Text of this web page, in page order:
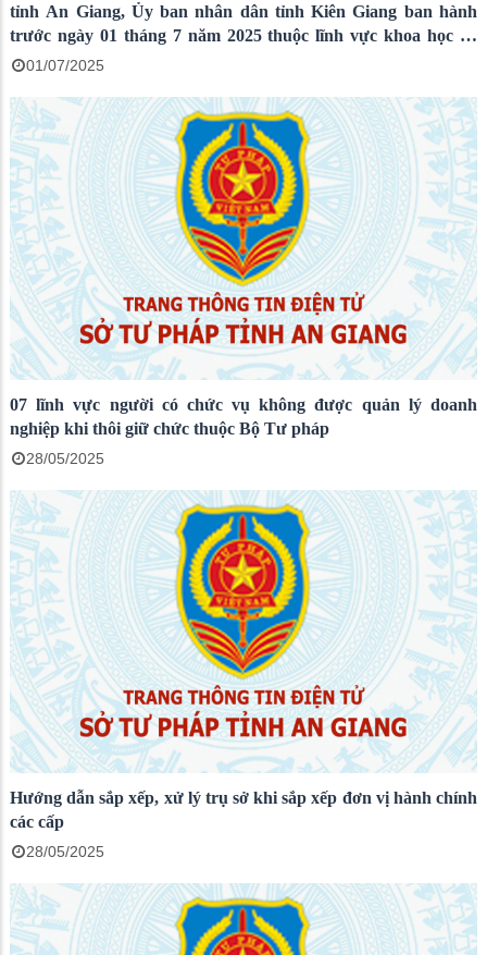
tỉnh An Giang, Ủy ban nhân dân tỉnh Kiên Giang ban hành
trước ngày 01 tháng 7 năm 2025 thuộc lĩnh vực khoa học và
công nghệ
01/07/2025
07 lĩnh vực người có chức vụ không được quản lý doanh
nghiệp khi thôi giữ chức thuộc Bộ Tư pháp
28/05/2025
Hướng dẫn sắp xếp, xử lý trụ sở khi sắp xếp đơn vị hành chính
các cấp
28/05/2025